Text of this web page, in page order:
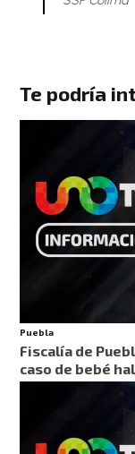
Te podría
Puebla
Fiscalía de
caso de bebé